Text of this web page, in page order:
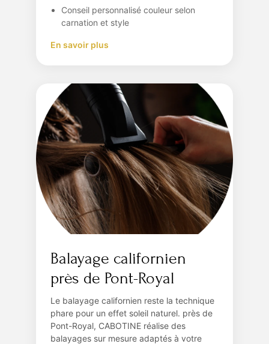
Conseil personnalisé couleur selon
carnation et style
En savoir plus
Balayage californien
près de Pont-Royal
Le balayage californien reste la technique
phare pour un effet soleil naturel. près de
Pont-Royal, CABOTINE réalise des
balayages sur mesure adaptés à votre